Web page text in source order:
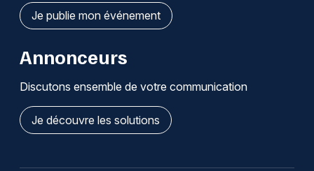
Je publie mon événement
Annonceurs
Discutons ensemble de votre communication
Je découvre les solutions